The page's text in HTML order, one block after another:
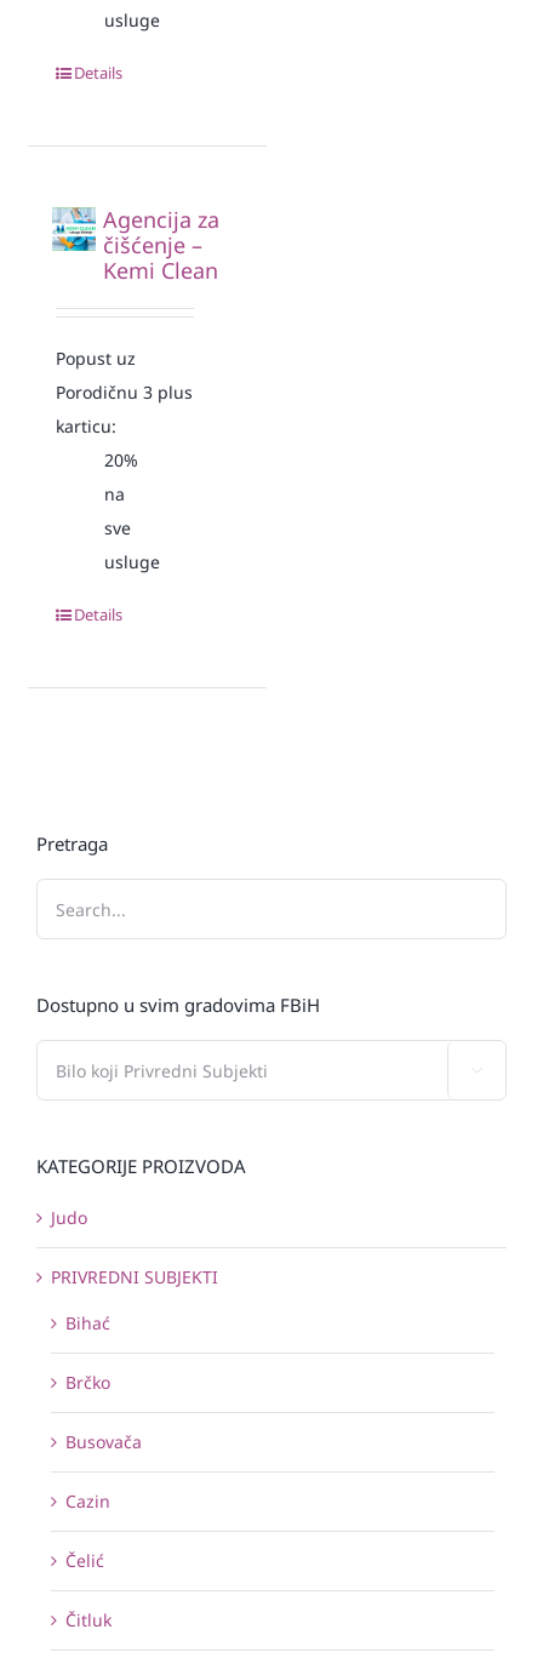
usluge
Details
Agencija za
čišćenje –
Kemi Clean
Popust uz
Porodičnu 3 plus
karticu:
20%
na
sve
usluge
Details
Pretraga
Dostupno u svim gradovima FBiH
KATEGORIJE PROIZVODA
Judo
PRIVREDNI SUBJEKTI
Bihać
Brčko
Busovača
Cazin
Čelić
Čitluk